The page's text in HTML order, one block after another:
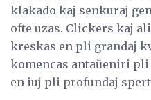
klakado kaj senkuraj
ofte uzas. Clickers kaj
kreskas en pli grandaj
komencas antaŭeniri
en iuj pli profundaj